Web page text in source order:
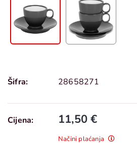
Šifra: 28658271
Cijena: 11,50 €
Načini plaćanja